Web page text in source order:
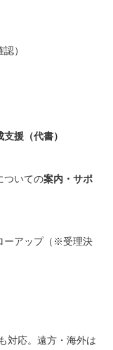
）
支援（代書）
ついての案内・サポ
ーアップ（※受理決
対応。遠方・海外は